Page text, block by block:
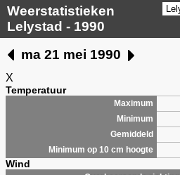
Weerstatistieken
Lelystad - 1990
ma 21 mei 1990
X
Temperatuur
Maximum
Minimum
Gemiddeld
Minimum op 10 cm hoogte
Wind